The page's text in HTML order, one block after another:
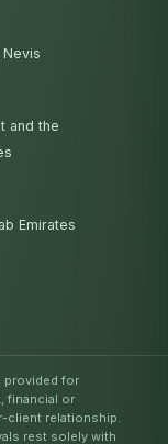
Nevis
and the
Emirates
provided for
financial or
client relationship.
rest solely with